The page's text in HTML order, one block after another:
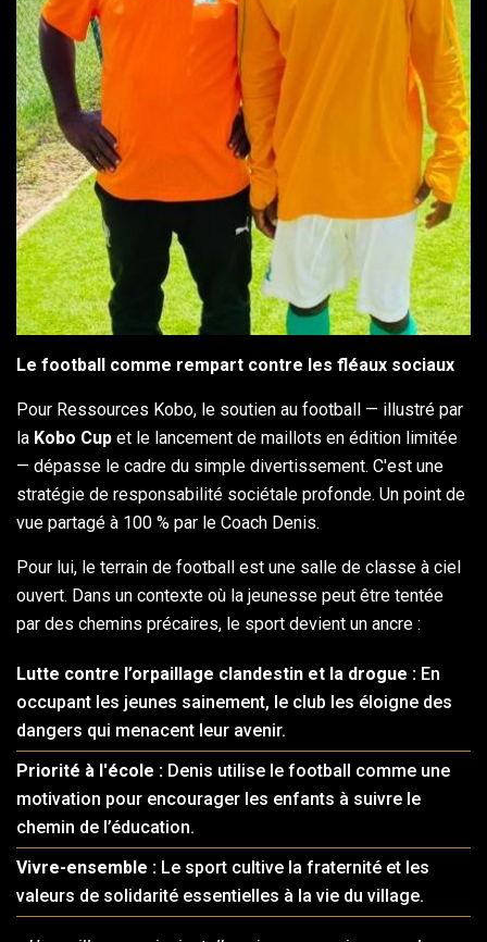
Le football comme rempart contre les fléaux sociaux
Pour Ressources Kobo, le soutien au football — illustré par
la Kobo Cup et le lancement de maillots en édition limitée
— dépasse le cadre du simple divertissement. C'est une
stratégie de responsabilité sociétale profonde. Un point de
vue partagé à 100 % par le Coach Denis.
Pour lui, le terrain de football est une salle de classe à ciel
ouvert. Dans un contexte où la jeunesse peut être tentée
par des chemins précaires, le sport devient un ancre :
Lutte contre l’orpaillage clandestin et la drogue : En
occupant les jeunes sainement, le club les éloigne des
dangers qui menacent leur avenir.
Priorité à l'école : Denis utilise le football comme une
motivation pour encourager les enfants à suivre le
chemin de l’éducation.
Vivre-ensemble : Le sport cultive la fraternité et les
valeurs de solidarité essentielles à la vie du village.